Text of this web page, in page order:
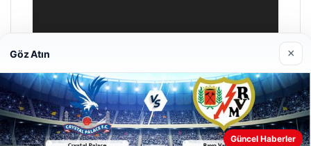
Enes Kaplan Avukatlık Bürosu
28/04/2026
Göz Atın ×
Güncel Haberler